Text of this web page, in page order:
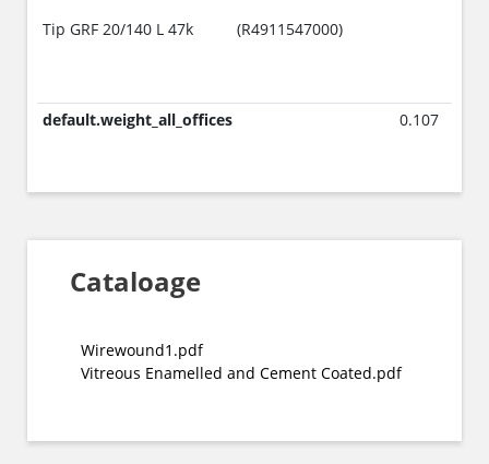
Tip GRF 20/140 L 47k (R4911547000)
default.weight_all_offices 0.107
Cataloage
Wirewound1.pdf
Vitreous Enamelled and Cement Coated.pdf